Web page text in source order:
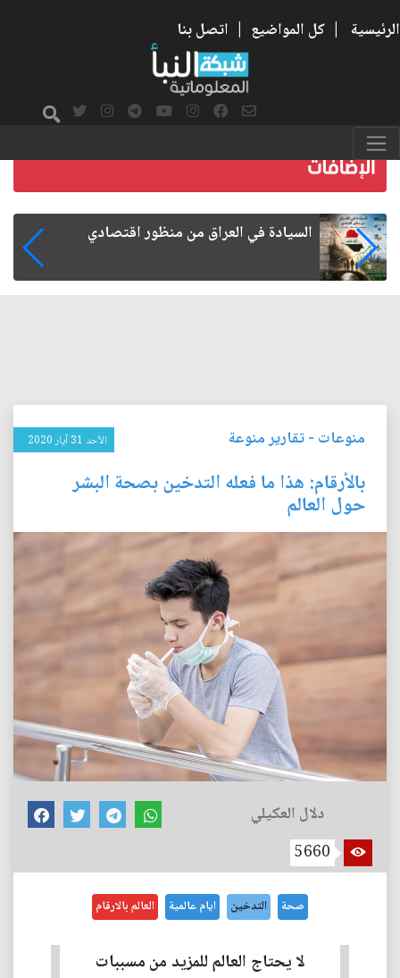
الرئيسية | كل المواضيع | اتصل بنا
ما بعد الأربعين.. كيف اتسعت الزيارة من هويتها
منوعات -تقارير منوعة الأحد 31 آيار 2020
بالأرقام: هذا ما فعله التدخين بصحة البشر
حول العالم
دلال العكيلي
5660
صحة التدخين ايام عالمية العالم بالارقام
لا يحتاج العالم للمزيد من مسببات